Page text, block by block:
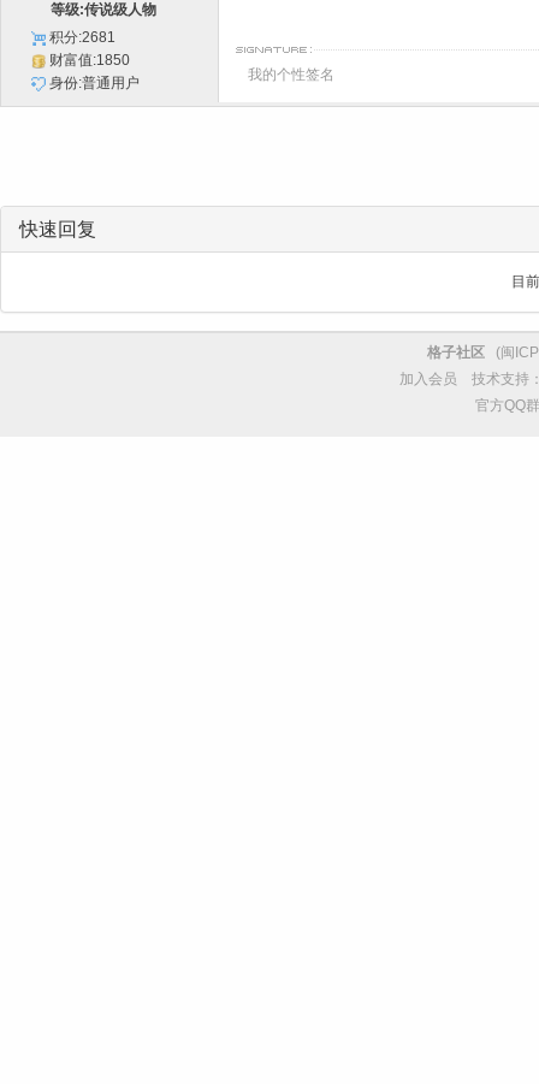
等级:传说级人物
积分:2681
财富值:1850
身份:普通用户
我的个性签名
快速回复
目
格子社区 (闽
加入会员
技术支持
官方QQ